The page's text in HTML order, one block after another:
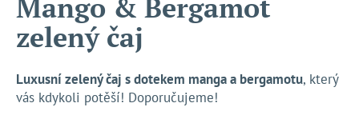
je
z
hvězdiček.
Mango & Bergamot
zelený čaj
Luxusní zelený čaj s dotekem manga a bergamotu, který
vás kdykoli potěší! Doporučujeme!
HLEDAT
D